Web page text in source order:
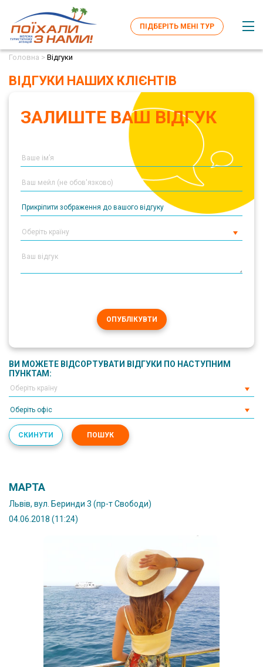
ПІДБЕРІТЬ МЕНІ ТУР
Головна > Відгуки
ВІДГУКИ НАШИХ КЛІЄНТІВ
ЗАЛИШТЕ ВАШ ВІДГУК
Прикріпити зображення до вашого відгуку
ОПУБЛІКУВТИ
ВИ МОЖЕТЕ ВІДСОРТУВАТИ ВІДГУКИ ПО НАСТУПНИМ
ПУНКТАМ:
Оберіть офіс
СКИНУТИ ПОШУК
МАРТА
Львів, вул. Беринди 3 (пр-т Свободи)
04.06.2018 (11:24)